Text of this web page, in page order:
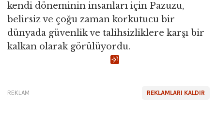
kendi döneminin insanları için Pazuzu,
belirsiz ve çoğu zaman korkutucu bir
dünyada güvenlik ve talihsizliklere karşı bir
kalkan olarak görülüyordu.
REKLAMLARI KALDIR
REKLAM